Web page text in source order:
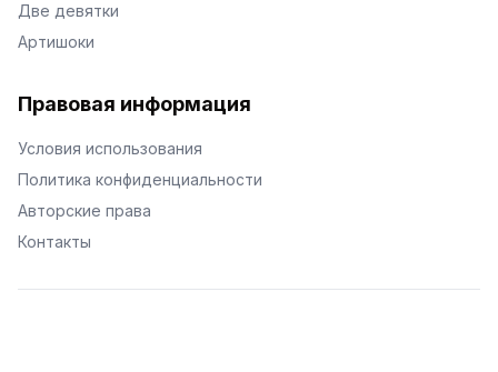
Две девятки
Артишоки
Правовая информация
Условия использования
Политика конфиденциальности
Авторские права
Контакты